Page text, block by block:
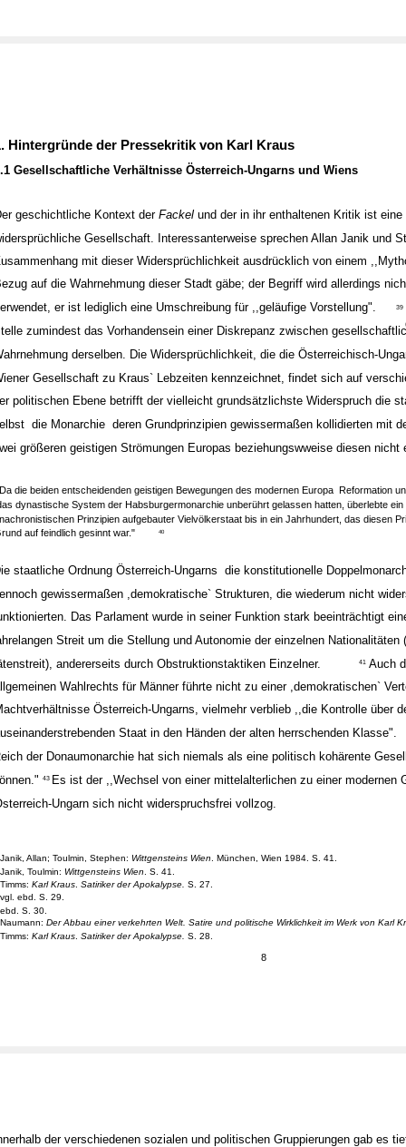
8
Hintergründe der Pressekritik von Karl Kraus
Gesellschaftliche Verhältnisse Österreich-Ungarns und Wiens
geschichtliche Kontext derFackel und der in ihr enthaltenen Kritik ist
Gesellschaft. Interessanterweise sprechen Allan Janik und
mit dieser Widersprüchlichkeit ausdrücklich von einem
auf die Wahrnehmung dieser Stadt gäbe; der Begriff wird allerdings
er ist lediglich eine Umschreibung für ,,geläufige Vorstellung".
39
zumindest das Vorhandensein einer Diskrepanz zwischen
derselben. Die Widersprüchlichkeit, die die Österreichisch-
Gesellschaft zu Kraus` Lebzeiten kennzeichnet, findet sich auf
politischen Ebene betrifft der vielleicht grundsätzlichste Widerspruch die
die Monarchie ­ deren Grundprinzipien gewissermaßen kollidierten mit
größeren geistigen Strömungen Europas beziehungswweise diesen nicht
die beiden entscheidenden geistigen Bewegungen des modernen Europa ­ Reformation
dynastische System der Habsburgermonarchie unberührt gelassen hatten, überlebte ein
Prinzipien aufgebauter Vielvölkerstaat bis in ein Jahrhundert, das diesen
auf feindlich gesinnt war."
40
staatliche Ordnung Österreich-Ungarns ­ die konstitutionelle
gewissermaßen ,demokratische` Strukturen, die wiederum nicht
Das Parlament wurde in seiner Funktion stark beeinträchtigt
Streit um die Stellung und Autonomie der einzelnen Nationalitäten
andererseits durch Obstruktionstaktiken Einzelner.
41 Auch
Wahlrechts für Männer führte nicht zu einer ,demokratischen`
Österreich-Ungarns, vielmehr verblieb ,,die Kontrolle über
Staat in den Händen der alten herrschenden Klasse".
der Donaumonarchie hat sich niemals als eine politisch kohärente
43 Es ist der ,,Wechsel von einer mittelalterlichen zu einer modernen
Ungarn sich nicht widerspruchsfrei vollzog.
Janik, Allan; Toulmin, Stephen:Wittgensteins Wien. München, Wien 1984. S. 41.
Janik, Toulmin:Wittgensteins Wien
. S. 41.
Timms:Karl Kraus .Satiriker der Apokalypse.S. 27.
vgl. ebd. S. 29.
ebd. S. 30.
Naumann:Der Abbau einer verkehrten Welt. Satire und politische Wirklichkeit im Werk von Karl
Timms:Karl Kraus.Satiriker der Apokalypse.S. 28.
der verschiedenen sozialen und politischen Gruppierungen gab es